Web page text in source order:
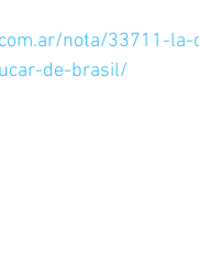
nota/33711-
de-brasil/